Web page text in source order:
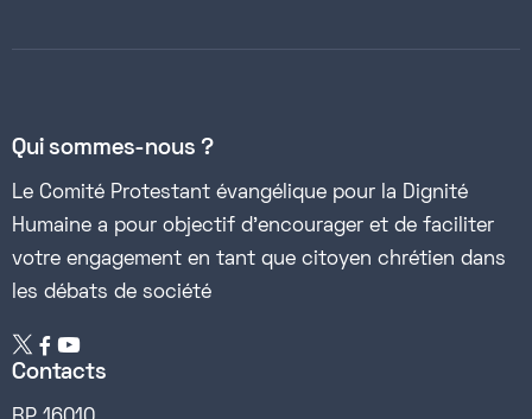
Qui sommes-nous ?
Le Comité Protestant évangélique pour la Dignité
Humaine a pour objectif d’encourager et de faciliter
votre engagement en tant que citoyen chrétien dans
les débats de société
 
Contacts